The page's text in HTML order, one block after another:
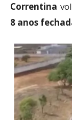
Correntina
8 anos